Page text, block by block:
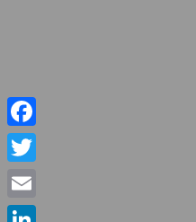
Facebook
Twitter
Email